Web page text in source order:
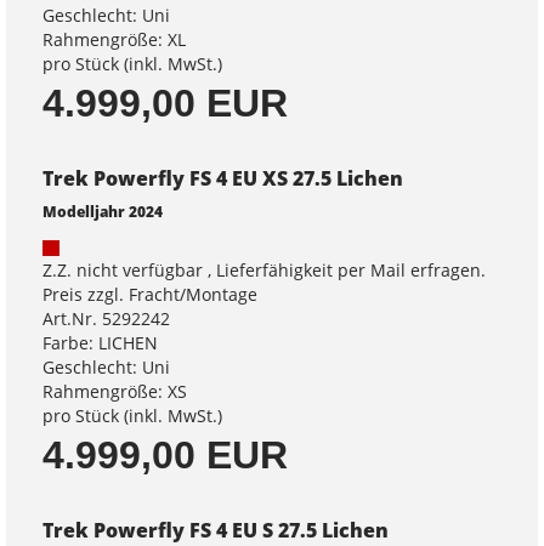
Geschlecht: Uni
Rahmengröße: XL
pro Stück (inkl. MwSt.)
4.999,00 EUR
Trek Powerfly FS 4 EU XS 27.5 Lichen
Modelljahr 2024
Z.Z. nicht verfügbar , Lieferfähigkeit per Mail erfragen.
Preis zzgl. Fracht/Montage
Art.Nr. 5292242
Farbe: LICHEN
Geschlecht: Uni
Rahmengröße: XS
pro Stück (inkl. MwSt.)
4.999,00 EUR
Trek Powerfly FS 4 EU S 27.5 Lichen